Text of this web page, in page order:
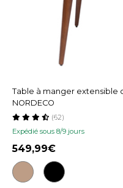
Table à manger extensible
NORDECO
Expédié sous 8/9 jours
(62)
549,99